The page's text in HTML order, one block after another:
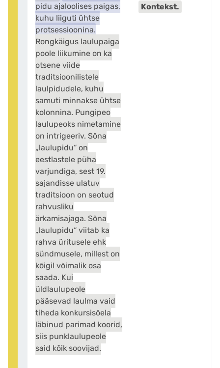
pidu ajaloolises paigas,
kuhu liiguti ühtse
protsessioonina.
Rongkäigus laulupaiga
poole liikumine on ka
otsene viide
traditsioonilistele
laulpidudele, kuhu
samuti minnakse ühtse
kolonnina. Pungipeo
laulupeoks nimetamine
on intrigeeriv. Sõna
„laulupidu“ on
eestlastele püha
varjundiga, sest 19.
sajandisse ulatuv
traditsioon on seotud
rahvusliku
ärkamisajaga. Sõna
„laulupidu“ viitab ka
rahva üritusele ehk
sündmusele, millest on
kõigil võimalik osa
saada. Kui
üldlaulupeole
pääsevad laulma vaid
tiheda konkursisõela
läbinud parimad koorid,
siis punklaulupeole
said kõik soovijad.
Kontekst.